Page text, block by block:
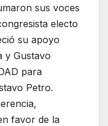
sus voces
electo
su apoyo
y Gustavo
para
Petro.
favor de la